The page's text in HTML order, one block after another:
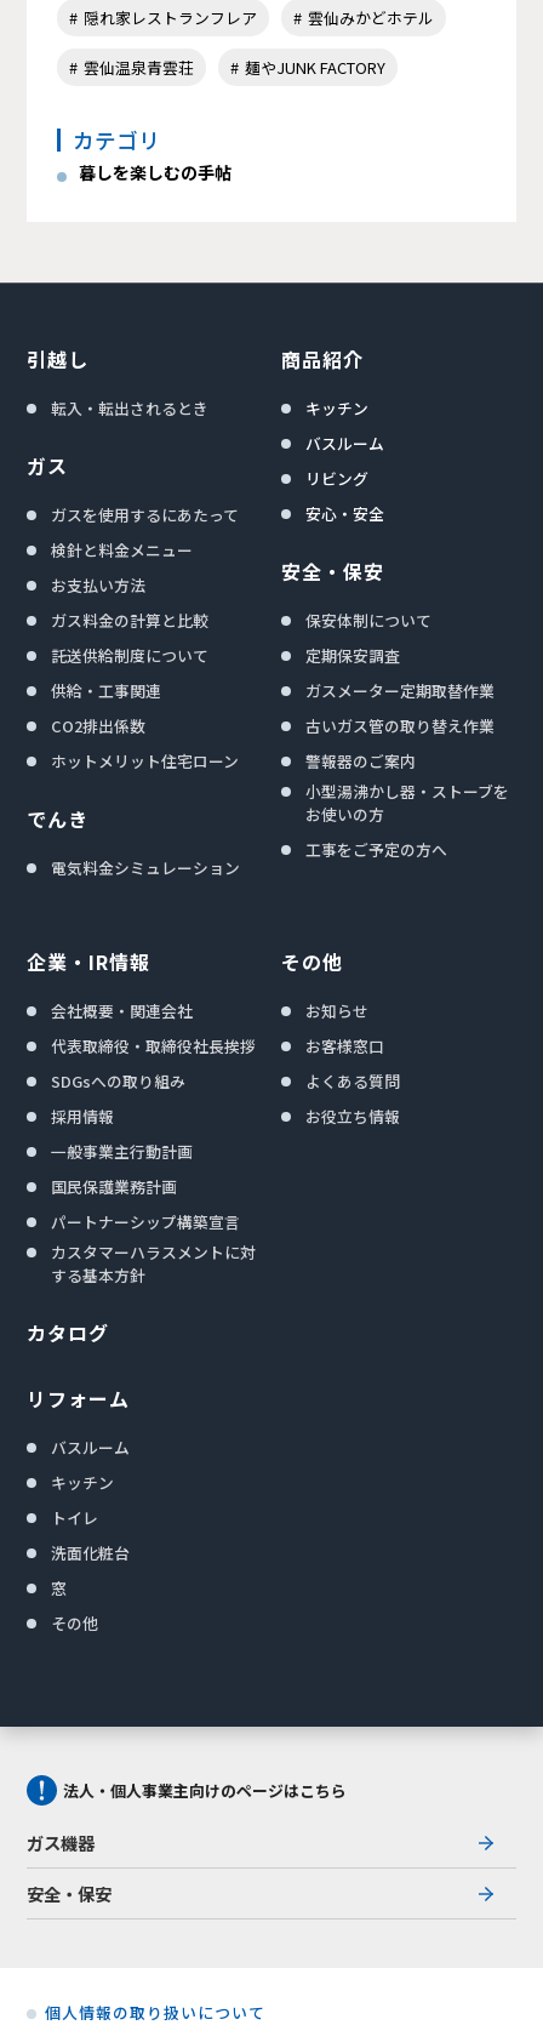
隠れ家レストランフレア 雲仙みかどホテル
雲仙温泉青雲荘 麺やJUNK FACTORY
カテゴリ
暮しを楽しむの手帖
引越し
転入・転出されるとき
ガス
ガスを使用するにあたって
検針と料金メニュー
お支払い方法
ガス料金の計算と比較
託送供給制度について
供給・工事関連
CO2排出係数
ホットメリット住宅ローン
でんき
電気料金シミュレーション
商品紹介
キッチン
バスルーム
リビング
安心・安全
安全・保安
保安体制について
定期保安調査
ガスメーター定期取替作業
古いガス管の取り替え作業
警報器のご案内
小型湯沸かし器・ストーブを
お使いの方
工事をご予定の方へ
企業・IR情報
会社概要・関連会社
代表取締役・取締役社長挨拶
SDGsへの取り組み
採用情報
一般事業主行動計画
国民保護業務計画
パートナーシップ構築宣言
カスタマーハラスメントに対
する基本方針
カタログ
リフォーム
バスルーム
キッチン
トイレ
洗面化粧台
窓
その他
その他
お知らせ
お客様窓口
よくある質問
お役立ち情報
法人・個人事業主向けのページはこちら
ガス機器
安全・保安
個人情報の取り扱いについて